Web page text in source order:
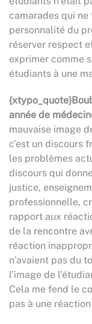
camarades qui ne
personnalité du
réserver respect
exprimer comme
étudiants à une
année de
mauvaise image
c’est un discours
les problèmes
discours qui
justice,
professionnelle,
rapport aux
de la rencontre
réaction
n’avaient pas du
l’image de
Cela me fend le
pas à une